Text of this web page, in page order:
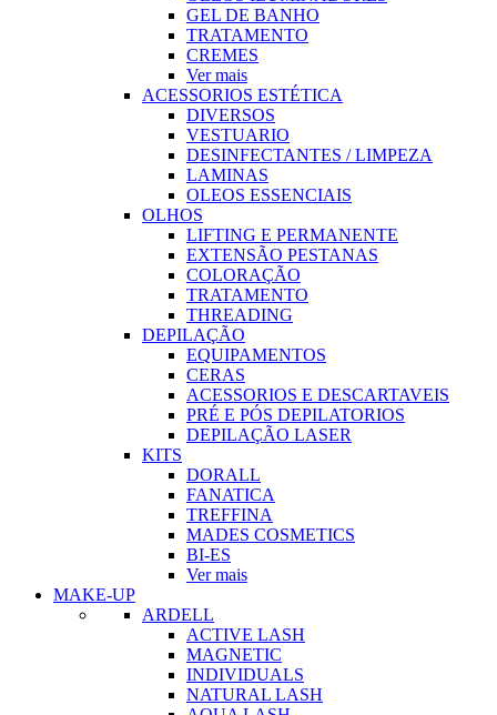
GEL DE BANHO
TRATAMENTO
CREMES
Ver mais
ACESSORIOS ESTÉTICA
DIVERSOS
VESTUARIO
DESINFECTANTES / LIMPEZA
LAMINAS
OLEOS ESSENCIAIS
OLHOS
LIFTING E PERMANENTE
EXTENSÃO PESTANAS
COLORAÇÃO
TRATAMENTO
THREADING
DEPILAÇÃO
EQUIPAMENTOS
CERAS
ACESSORIOS E DESCARTAVEIS
PRÉ E PÓS DEPILATORIOS
DEPILAÇÃO LASER
KITS
DORALL
FANATICA
TREFFINA
MADES COSMETICS
BI-ES
Ver mais
MAKE-UP
ARDELL
ACTIVE LASH
MAGNETIC
INDIVIDUALS
NATURAL LASH